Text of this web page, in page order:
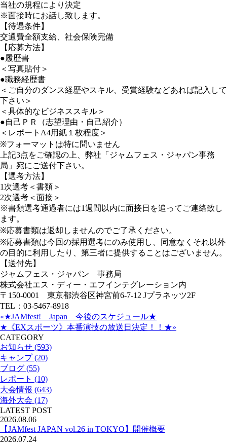
当社の規程により決定
※面接時にお話し致します。
【待遇条件】
交通費全額支給、社会保険完備
【応募方法】
●履歴書
＜写真貼付＞
●職務経歴書
＜ご自分のダンス経歴やスキル、受賞経験などあれば記入して
下さい＞
＜具体的なビジネススキル＞
●自己ＰＲ（志望理由・自己紹介）
＜レポートA4用紙１枚程度＞
※フォーマットは特に問いません
上記3点をご確認の上、弊社「ジャムフェス・ジャパン事務
局」宛にご送付下さい。
【選考方法】
1次選考＜書類＞
2次選考＜面接＞
※書類選考通過者には1週間以内に面接日を追ってご連絡致し
ます。
※応募書類は返却しませんのでご了承ください。
※応募書類は今回の採用選考にのみ使用し、同意なくそれ以外
の目的に利用したり、第三者に提供することはございません。
【送付先】
ジャムフェス・ジャパン 事務局
株式会社エス・ディー・エフインテグレーション内
〒150-0001 東京都渋谷区神宮前6-7-12 Jプラネッツ2F
TEL：03-5467-8918
«★JAMfest! Japan 今後のスケジュール★
★《EXスポーツ》本番演技の放送日決定！！★»
CATEGORY
お知らせ (593)
キャンプ (20)
ブログ (55)
レポート (10)
大会情報 (643)
海外大会 (17)
LATEST POST
2026.08.06
【JAMfest JAPAN vol.26 in TOKYO】開催概要
2026.07.24